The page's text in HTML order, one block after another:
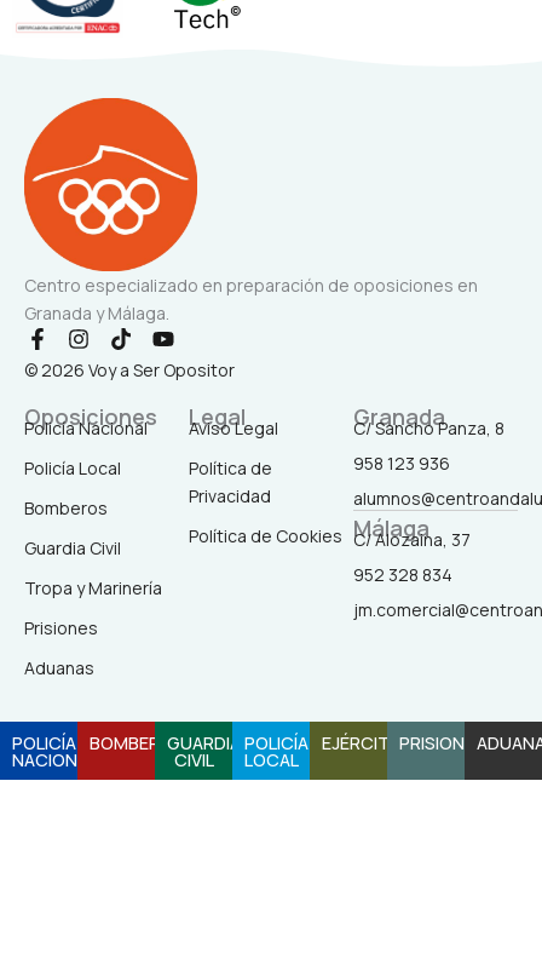
Centro especializado en preparación de oposiciones en
Granada y Málaga.
F
a
c
b
o
-
I
n
s
a
r
m
T
i
k
o
Y
o
u
© 2026 Voy a Ser Opositor
Oposiciones
Policía Nacional
Policía Local
Bomberos
Guardia Civil
Tropa y Marinería
Prisiones
Aduanas
Legal
Aviso Legal
Política de
Privacidad
Política de Cookies
Granada
C/ Sancho Panza, 8
958 123 936
Málaga
C/ Alozaina, 37
952 328 834
POLICÍA
NACIONAL
BOMBEROSGUARDIA
CIVIL
POLICÍA
LOCAL
EJÉRCITOPRISIONES